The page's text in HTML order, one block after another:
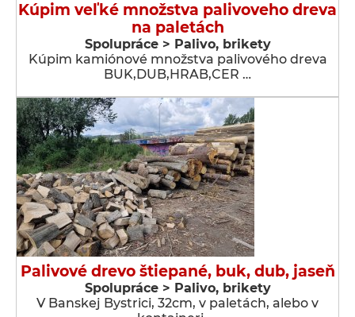
Kúpim veľké množstva palivoveho dreva
na paletách
Spolupráce > Palivo, brikety
Kúpim kamiónové množstva palivového dreva
BUK,DUB,HRAB,CER …
Palivové drevo štiepané, buk, dub, jaseň
Spolupráce > Palivo, brikety
V Banskej Bystrici, 32cm, v paletách, alebo v